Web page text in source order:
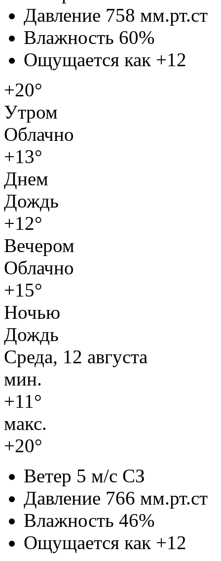
Давление 758 мм.рт.ст
Влажность 60%
Ощущается как +12
+20°
Утром
Облачно
+13°
Днем
Дождь
+12°
Вечером
Облачно
+15°
Ночью
Дождь
Среда, 12 августа
мин.
+11°
макс.
+20°
Ветер 5 м/с СЗ
Давление 766 мм.рт.ст
Влажность 46%
Ощущается как +12